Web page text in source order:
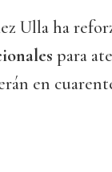
Ulla ha
para
en